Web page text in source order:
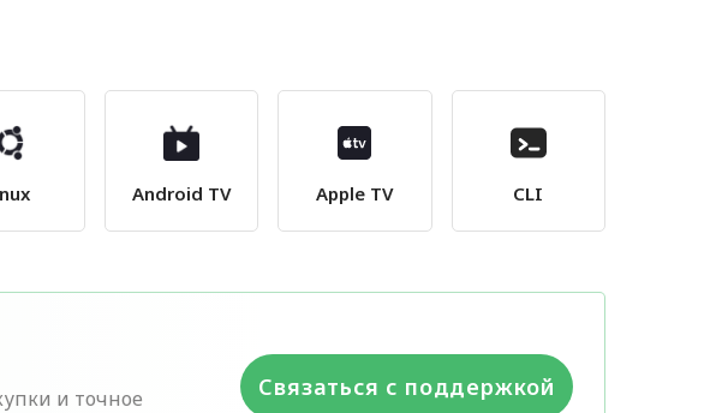
Android TV Apple TV CLI
и точное
Связаться с поддержкой